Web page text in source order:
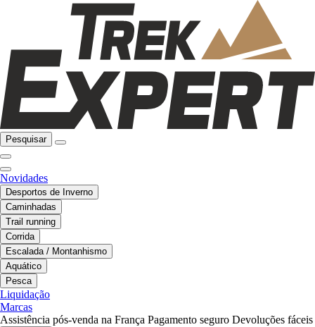
Pesquisar
Novidades
Desportos de Inverno
Caminhadas
Trail running
Corrida
Escalada / Montanhismo
Aquático
Pesca
Liquidação
Marcas
Assistência pós-venda na França Pagamento seguro Devoluções fáceis